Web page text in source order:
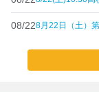
08/228月22日（土）